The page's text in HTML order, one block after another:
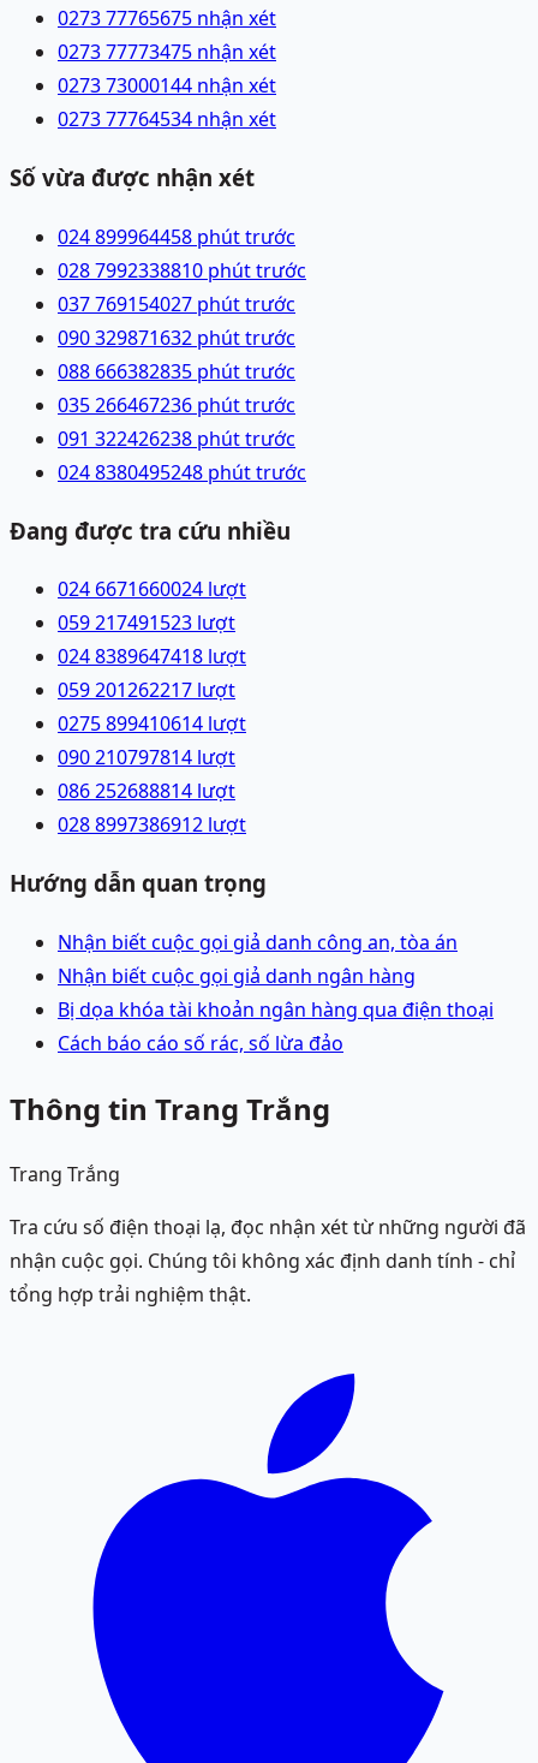
0273 77765675 nhận xét
0273 77773475 nhận xét
0273 73000144 nhận xét
0273 77764534 nhận xét
Số vừa được nhận xét
024 899964458 phút trước
028 7992338810 phút trước
037 769154027 phút trước
090 329871632 phút trước
088 666382835 phút trước
035 266467236 phút trước
091 322426238 phút trước
024 8380495248 phút trước
Đang được tra cứu nhiều
024 6671660024 lượt
059 217491523 lượt
024 8389647418 lượt
059 201262217 lượt
0275 899410614 lượt
090 210797814 lượt
086 252688814 lượt
028 8997386912 lượt
Hướng dẫn quan trọng
Nhận biết cuộc gọi giả danh công an, tòa án
Nhận biết cuộc gọi giả danh ngân hàng
Bị dọa khóa tài khoản ngân hàng qua điện thoại
Cách báo cáo số rác, số lừa đảo
Thông tin Trang Trắng
Trang Trắng
Tra cứu số điện thoại lạ, đọc nhận xét từ những người đã
nhận cuộc gọi. Chúng tôi không xác định danh tính - chỉ
tổng hợp trải nghiệm thật.